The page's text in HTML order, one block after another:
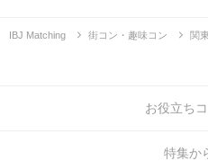
IBJ Matching 街コン・趣味コン 関
お役立ち
特集か